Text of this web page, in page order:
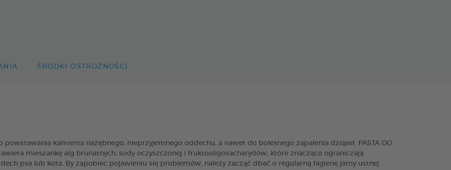
ŚRODKI OSTROŻNOŚCI
kamienia nazębnego, nieprzyjemnego oddechu, a nawet do bolesnego zapalenia dziąseł. PASTA DO
mieszankę alg brunatnych, sody oczyszczonej i fruktooligosacharydów, które znacząco ograniczają
psa lub kota. By zapobiec pojawieniu się problemów, należy zacząć dbać o regularną higienę jamy ustnej